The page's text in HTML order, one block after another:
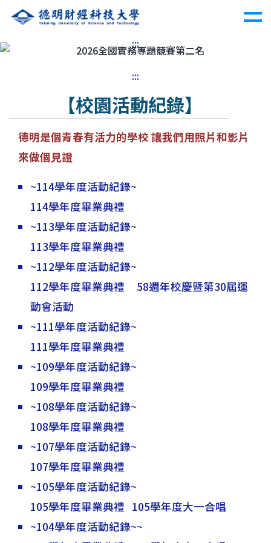
:::
:::
【校園活動紀錄】
德明是個青春有活力的學校 讓我們用照片和影片
來做個見證
~114學年度活動紀錄~
114學年度畢業典禮
~113學年度活動紀錄~
113學年度畢業典禮
~112學年度活動紀錄~
112學年度畢業典禮
58週年校慶暨第30屆運
動會活動
~111學年度活動紀錄~
111學年度畢業典禮
~109學年度活動紀錄~
109學年度畢業典禮
~108學年度活動紀錄~
108學年度畢業典禮
~107學年度活動紀錄~
107學年度畢業典禮
~105學年度活動紀錄~
105學年度畢業典禮 105學年度大一合唱
~104學年度活動紀錄~~